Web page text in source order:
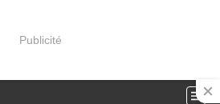
Publicité